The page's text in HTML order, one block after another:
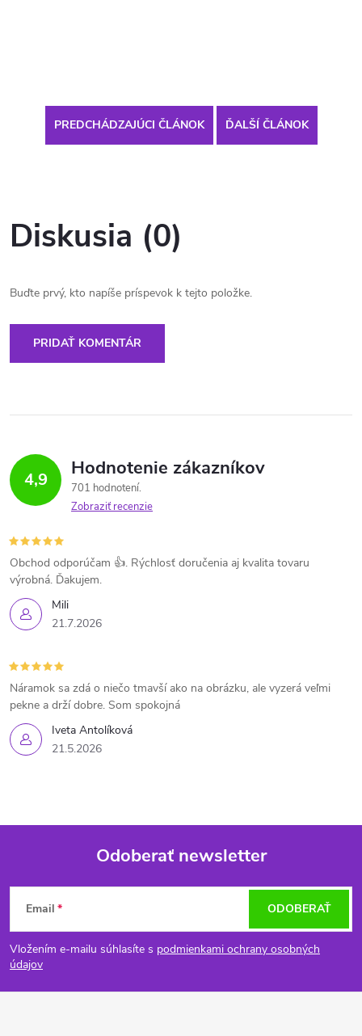
PREDCHÁDZAJÚCI ČLÁNOK ĎALŠÍ ČLÁNOK
Diskusia (0)
Buďte prvý, kto napíše príspevok k tejto položke.
PRIDAŤ KOMENTÁR
4,9 Hodnotenie zákazníkov
701 hodnotení
Zobraziť recenzie
Mili
21.7.2026
Obchod odporúčam 👍. Rýchlosť doručenia aj kvalita tovaru
výrobná. Ďakujem.
Iveta Antolíková
21.5.2026
Náramok sa zdá o niečo tmavší ako na obrázku, ale vyzerá veľmi
pekne a drží dobre. Som spokojná
Z
á
p
Odoberať newsletter
Email
Vložením e-mailu súhlasíte s podmienkami ochrany osobných
údajov
ODOBERAŤ